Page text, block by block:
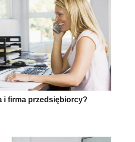
i firma przedsiębiorcy?